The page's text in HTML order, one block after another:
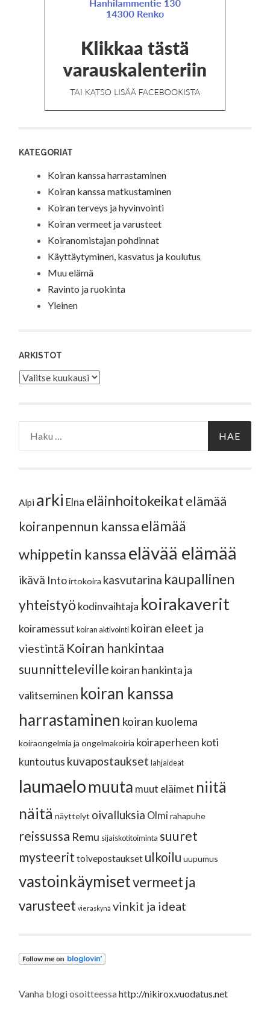
KATEGORIAT
Koiran kanssa harrastaminen
Koiran kanssa matkustaminen
Koiran terveys ja hyvinvointi
Koiran vermeet ja varusteet
Koiranomistajan pohdinnat
Käyttäytyminen, kasvatus ja koulutus
Muu elämä
Ravinto ja ruokinta
Yleinen
ARKISTOT
Arkistot
Alpi arki Elna eläinhoitokeikatelämää
koiranpennun kanssaelämää
whippetin kanssaelävää elämää
ikävä Intoirtokoira kasvutarina kaupallinen
yhteistyö kodinvaihtaja koirakaverit
koiramessut koiran aktivointi koiran eleet ja
viestintä Koiran hankintaa
suunnitteleville koiran hankinta ja
valitseminen koiran kanssa
harrastaminen koiran kuolema
koiraongelmia ja ongelmakoiria koiraperheen koti
kuntoutus kuvapostaukset lahjaideat
laumaelomuuta muut eläimet niitä
näitä näyttelyt oivalluksia Olmi rahapuhe
reissussa Remu sijaiskotitoiminta suuret
mysteerit toivepostaukset ulkoilu uupumus
vastoinkäymisetvermeet ja
varusteet vieraskynä vinkit ja ideat
Vanha blogi osoitteessahttp://nikirox.vuodatus.net